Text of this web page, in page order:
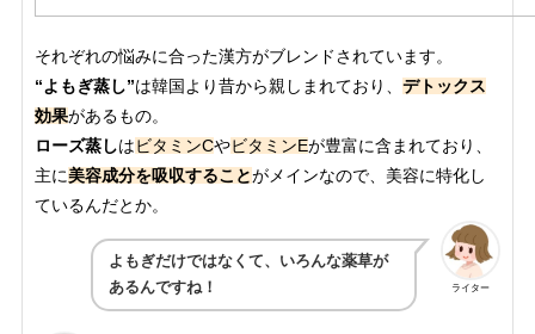
それぞれの悩みに合った漢方がブレンドされています。
“よもぎ蒸し”は韓国より昔から親しまれており、 デトックス
効果があるもの。
ローズ蒸しは ビタミンCやビタミンEが豊富に含まれており、
主に美容成分を吸収することがメインなので、美容に特化し
ているんだとか。
ライター
よもぎだけではなくて、いろんな薬草が
あるんですね！